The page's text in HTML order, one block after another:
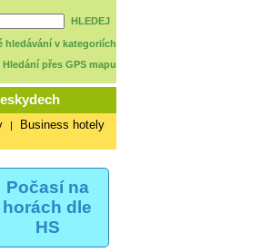
HLEDEJ
hledávání v kategoriích
Hledání přes GPS mapu
| Business hotely
Počasí na
horách dle
HS